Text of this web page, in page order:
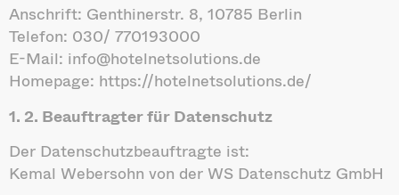
Anschrift: Genthinerstr. 8, 10785 Berlin
Telefon: 030/ 770193000
E-Mail: info@hotelnetsolutions.de
Homepage: https://hotelnetsolutions.de/
1. 2. Beauftragter für Datenschutz
Der Datenschutzbeauftragte ist:
Kemal Webersohn von der WS Datenschutz GmbH